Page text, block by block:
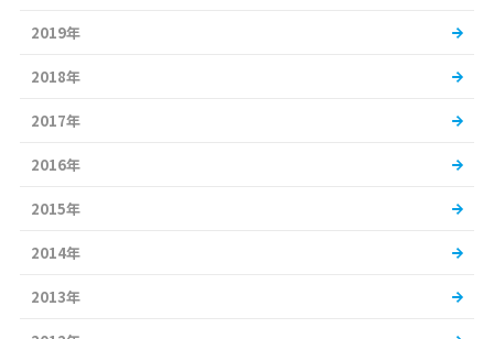
2019年
2018年
2017年
2016年
2015年
2014年
2013年